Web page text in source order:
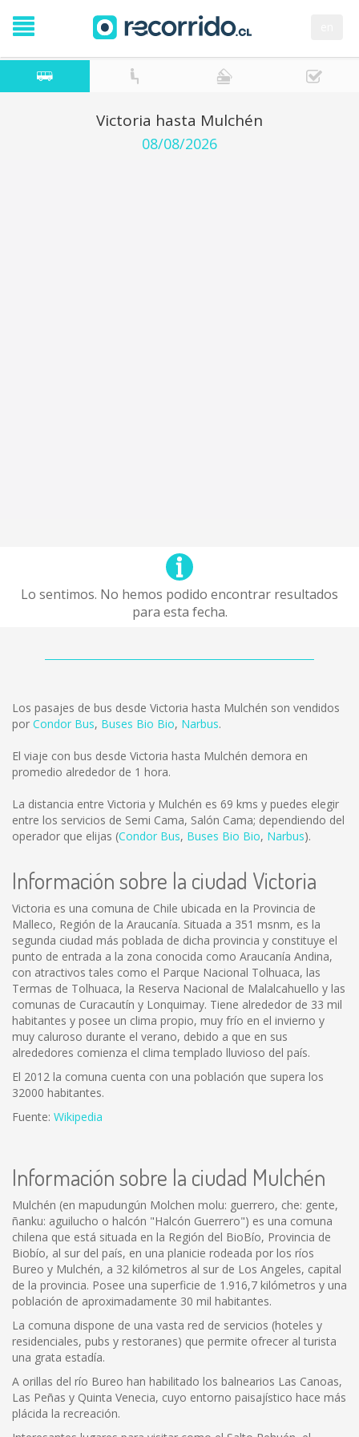
Victoria hasta Mulchén
08/08/2026
Lo sentimos. No hemos podido encontrar resultados
para esta fecha.
Los pasajes de bus desde Victoria hasta Mulchén son vendidos
por Condor Bus, Buses Bio Bio, Narbus.
El viaje con bus desde Victoria hasta Mulchén demora en
promedio alrededor de 1 hora.
La distancia entre Victoria y Mulchén es 69 kms y puedes elegir
entre los servicios de Semi Cama, Salón Cama; dependiendo del
operador que elijas (Condor Bus, Buses Bio Bio, Narbus).
Información sobre la ciudad Victoria
Victoria es una comuna de Chile ubicada en la Provincia de
Malleco, Región de la Araucanía. Situada a 351 msnm, es la
segunda ciudad más poblada de dicha provincia y constituye el
punto de entrada a la zona conocida como Araucanía Andina,
con atractivos tales como el Parque Nacional Tolhuaca, las
Termas de Tolhuaca, la Reserva Nacional de Malalcahuello y las
comunas de Curacautín y Lonquimay. Tiene alrededor de 33 mil
habitantes y posee un clima propio, muy frío en el invierno y
muy caluroso durante el verano, debido a que en sus
alrededores comienza el clima templado lluvioso del país.
El 2012 la comuna cuenta con una población que supera los
32000 habitantes.
Fuente: Wikipedia
Información sobre la ciudad Mulchén
Mulchén (en mapudungún Molchen molu: guerrero, che: gente,
ñanku: aguilucho o halcón "Halcón Guerrero") es una comuna
chilena que está situada en la Región del BioBío, Provincia de
Biobío, al sur del país, en una planicie rodeada por los ríos
Bureo y Mulchén, a 32 kilómetros al sur de Los Angeles, capital
de la provincia. Posee una superficie de 1.916,7 kilómetros y una
población de aproximadamente 30 mil habitantes.
La comuna dispone de una vasta red de servicios (hoteles y
residenciales, pubs y restoranes) que permite ofrecer al turista
una grata estadía.
A orillas del río Bureo han habilitado los balnearios Las Canoas,
Las Peñas y Quinta Venecia, cuyo entorno paisajístico hace más
plácida la recreación.